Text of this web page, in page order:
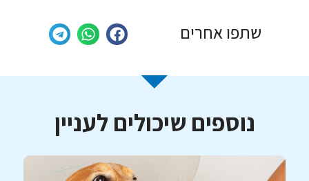
שתפו אחרים
נוספים שיכולים לעניין